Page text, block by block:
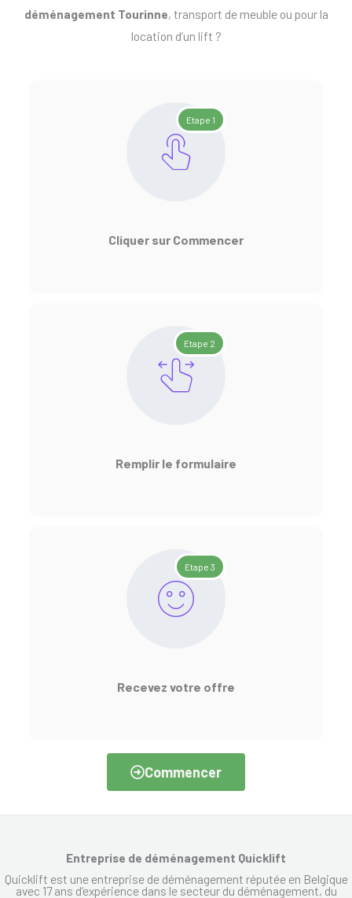
déménagement Tourinne, transport de meuble ou pour la
location d’un lift ?
Etape 1
Cliquer sur Commencer
Etape 2
Remplir le formulaire
Etape 3
Recevez votre offre
Commencer
Entreprise de déménagement Quicklift
Quicklift est une entreprise de déménagement réputée en Belgique
avec 17 ans d’expérience dans le secteur du déménagement, du